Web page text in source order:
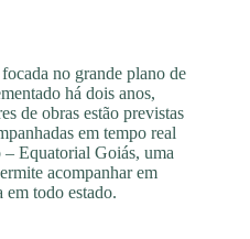
no grande plano de
há dois anos,
de obras estão previstas
em tempo real
Equatorial Goiás, uma
acompanhar em
em todo estado.